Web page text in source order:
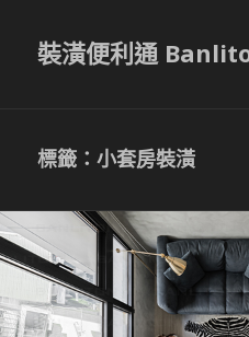
裝潢便利通
標籤：小套房裝潢